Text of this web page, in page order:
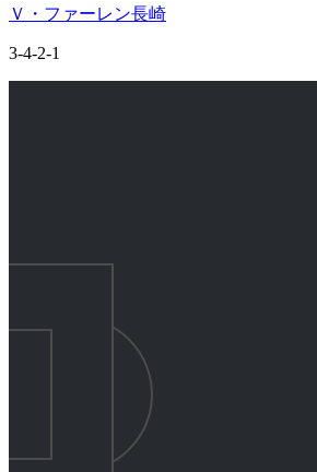
Ｖ・ファーレン長崎
3-4-2-1